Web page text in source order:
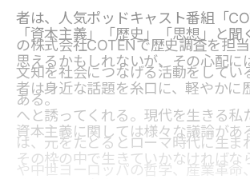
者は、人気ポッドキャスト番組「
の株式会社COTENで歴史調査を担
文知を社会につなげる活動をしてい
ある。
「資本主義」「歴史」「思想」と聞
思えるかもしれないが、その心配に
者は身近な話題を糸口に、軽やかに
へと誘ってくれる。現代を生きる私
は、元をたどるとローマ時代に生ま
や中世ヨーロッパの哲学、産業革命
資本主義に関しては様々な議論があ
その枠の中で生きていかなければな